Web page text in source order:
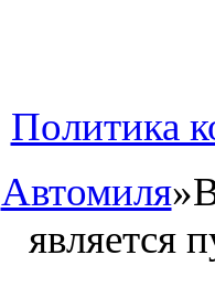
Политика
Автомиля»
является